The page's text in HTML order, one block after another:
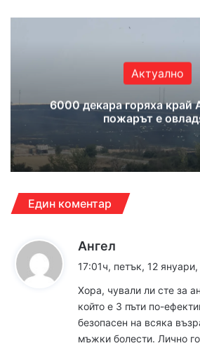
Актуално
6000 декара горяха край
пожарът е
Един коментар
Ангел
а
:
17:01ч, петък, 12
Хора, чували ли сте за
който е 3 пъти по-
безопасен на всяка
мъжки болести. Лично